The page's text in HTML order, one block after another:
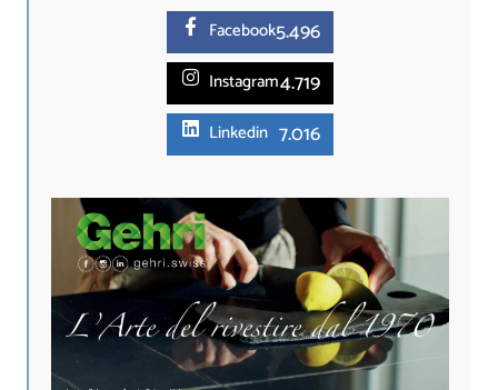
Facebook5.496
Instagram4.719
Linkedin 7.016